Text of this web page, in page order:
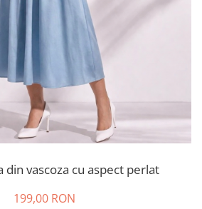
din vascoza cu aspect perlat
199,00 RON